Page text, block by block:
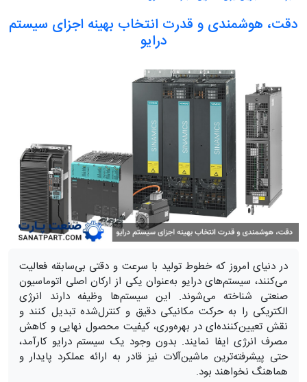
دقت، هوشمندی و قدرت انتخاب بهینه اجزای سیستم
درایو
در دنیای امروز که خطوط تولید با سرعت و دقتی بی‌سابقه فعالیت
می‌کنند، سیستم‌های درایو به‌عنوان یکی از ارکان اصلی اتوماسیون
صنعتی شناخته می‌شوند. این سیستم‌ها وظیفه دارند انرژی
الکتریکی را به حرکت مکانیکی دقیق و کنترل‌شده تبدیل کنند و
نقش تعیین‌کننده‌ای در بهره‌وری، کیفیت محصول نهایی و کاهش
مصرف انرژی ایفا نمایند. بدون وجود یک سیستم درایو کارآمد،
حتی پیشرفته‌ترین ماشین‌آلات نیز قادر به ارائه عملکرد پایدار و
هماهنگ نخواهند بود.